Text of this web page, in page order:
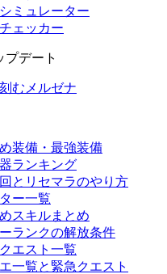
ミュレーター
ェッカー
プデート
むメルゼナ
装備・最強装備
ランキング
とリセマラのやり方
ー一覧
スキルまとめ
ランクの解放条件
エスト一覧
一覧と緊急クエスト